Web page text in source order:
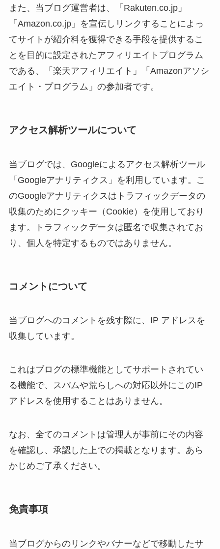
また、当ブログ運営者は、「Rakuten.co.jp」
「Amazon.co.jp」を宣伝しリンクすることによっ
てサイトが紹介料を獲得できる手段を提供するこ
とを目的に設定されたアフィリエイトプログラム
である、「楽天アフィリエイト」「Amazonアソシ
エイト・プログラム」の参加者です。
アクセス解析ツールについて
当ブログでは、Googleによるアクセス解析ツール
「Googleアナリティクス」を利用しています。こ
のGoogleアナリティクスはトラフィックデータの
収集のためにクッキー（Cookie）を使用しており
ます。トラフィックデータは匿名で収集されてお
り、個人を特定するものではありません。
コメントについて
当ブログへのコメントを残す際に、IP アドレスを
収集しています。
これはブログの標準機能としてサポートされてい
る機能で、スパムや荒らしへの対応以外にこのIP
アドレスを使用することはありません。
なお、全てのコメントは管理人が事前にその内容
を確認し、承認した上での掲載となります。あら
かじめご了承ください。
免責事項
当ブログからのリンクやバナーなどで移動したサ